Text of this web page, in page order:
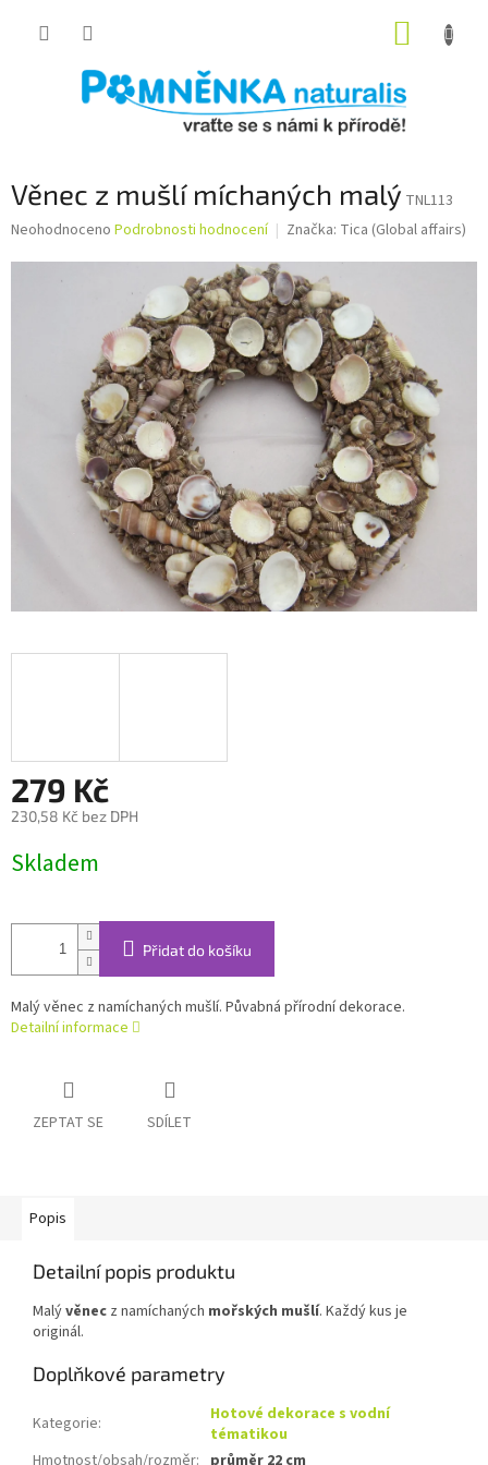
Věnec z mušlí míchaných malý TNL113
Průměrné
Neohodnoceno Podrobnosti hodnocení Značka: Tica (Global affairs)
279 Kč
230,58 Kč bez DPH
cena:
Skladem
Přidat do košíku
Malý věnec z namíchaných mušlí. Půvabná přírodní dekorace.
Detailní informace
ZEPTAT SE SDÍLET
Popis
Detailní popis produktu
Malývěnec z namíchaných mořských mušlí. Každý kus je
originál.
Doplňkové parametry
Kategorie:
Hotové dekorace s vodní
tématikou